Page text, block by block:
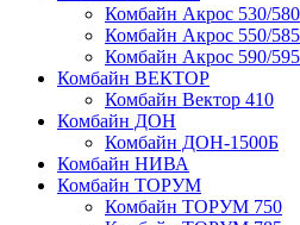
Комбайн Акрос 530/580
Комбайн Акрос 550/585
Комбайн Акрос 590/
Комбайн ВЕКТОР
Комбайн Вектор 410
Комбайн ДОН
Комбайн ДОН-1500Б
Комбайн НИВА
Комбайн ТОРУМ
Комбайн ТОРУМ 750